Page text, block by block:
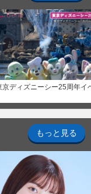
京ディズニーシー25周年イ
もっと見る